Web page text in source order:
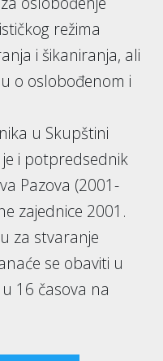
režima
i šikaniranja, ali
o oslobođenom i
u Skupštini
i potpredsednik
Pazova (2001-
zajednice 2001.
za stvaranje
se obaviti u
16 časova na